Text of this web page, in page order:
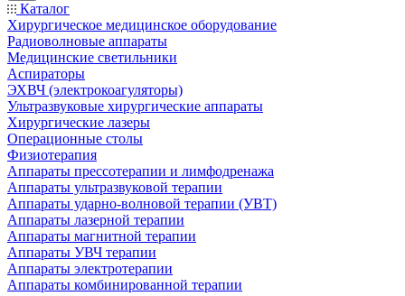
Каталог
Хирургическое медицинское оборудование
Радиоволновые аппараты
Медицинские светильники
Аспираторы
ЭХВЧ (электрокоагуляторы)
Ультразвуковые хирургические аппараты
Хирургические лазеры
Операционные столы
Физиотерапия
Аппараты прессотерапии и лимфодренажа
Аппараты ультразвуковой терапии
Аппараты ударно-волновой терапии (УВТ)
Аппараты лазерной терапии
Аппараты магнитной терапии
Аппараты УВЧ терапии
Аппараты электротерапии
Аппараты комбинированной терапии